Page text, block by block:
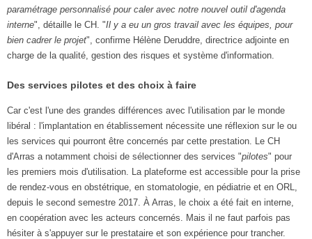
paramétrage personnalisé pour caler avec notre nouvel outil d'agenda
interne", détaille le CH. "Il y a eu un gros travail avec les équipes, pour
bien cadrer le projet", confirme Hélène Deruddre, directrice adjointe en
charge de la qualité, gestion des risques et système d'information.
Des services pilotes et des choix à faire
Car c'est l'une des grandes différences avec l'utilisation par le monde
libéral : l'implantation en établissement nécessite une réflexion sur le ou
les services qui pourront être concernés par cette prestation. Le CH
d'Arras a notamment choisi de sélectionner des services "pilotes" pour
les premiers mois d'utilisation. La plateforme est accessible pour la prise
de rendez-vous en obstétrique, en stomatologie, en pédiatrie et en ORL,
depuis le second semestre 2017. À Arras, le choix a été fait en interne,
en coopération avec les acteurs concernés. Mais il ne faut parfois pas
hésiter à s'appuyer sur le prestataire et son expérience pour trancher.